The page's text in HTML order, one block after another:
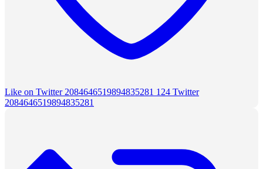
Like on Twitter 2084646519894835281 124 Twitter
2084646519894835281